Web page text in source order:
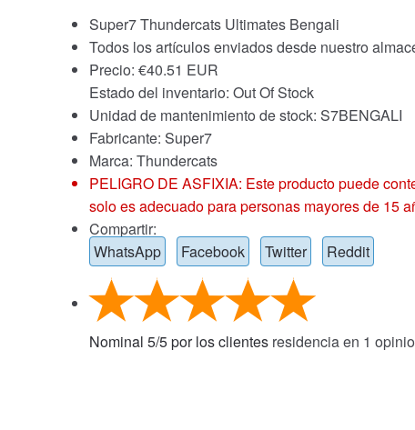
Super7 Thundercats Ultimates Bengali
Todos los artículos enviados desde nuestro
Precio: €40.51 EUR
Estado del inventario: Out Of Stock
Unidad de mantenimiento de stock: S7BENGALI
Fabricante: Super7
Marca: Thundercats
PELIGRO DE ASFIXIA: Este producto puede
solo es adecuado para personas mayores de 15
Compartir:
WhatsApp
Facebook Twitter Reddit
Nominal 5/5por los clientesresidencia en 1